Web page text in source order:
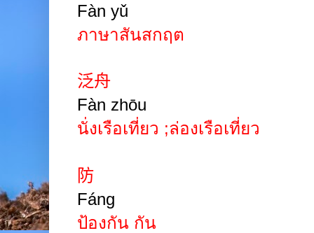
Fàn yǔ
ภาษาสันสกฤต
泛舟
Fàn zhōu
นั่งเรือเที่ยว ;ล่องเรือเที่ยว
防
Fáng
ป้องกัน กัน